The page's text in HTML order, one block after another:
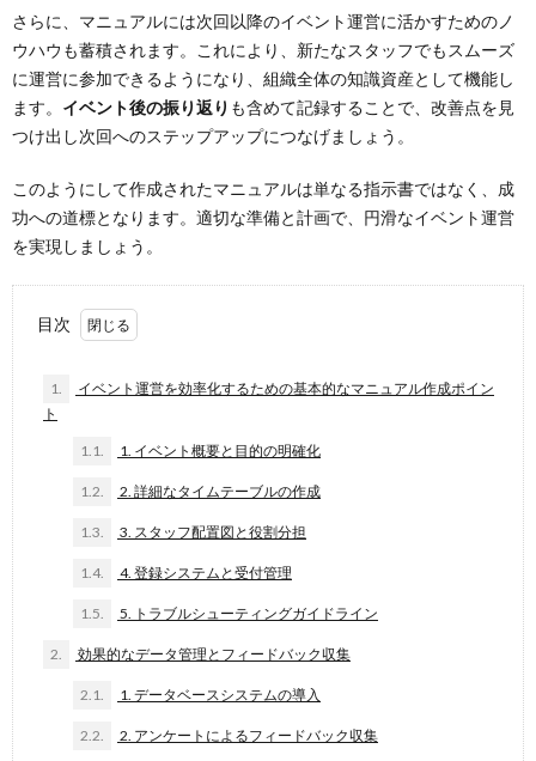
さらに、マニュアルには次回以降のイベント運営に活かすためのノ
ウハウも蓄積されます。これにより、新たなスタッフでもスムーズ
に運営に参加できるようになり、組織全体の知識資産として機能し
ます。 イベント後の振り返り も含めて記録することで、改善点を見
つけ出し次回へのステップアップにつなげましょう。
このようにして作成されたマニュアルは単なる指示書ではなく、成
功への道標となります。適切な準備と計画で、円滑なイベント運営
を実現しましょう。
目次
1.
イベント運営を効率化するための基本的なマニュアル作成ポイン
ト
1.1. 1. イベント概要と目的の明確化
1.2. 2. 詳細なタイムテーブルの作成
1.3. 3. スタッフ配置図と役割分担
1.4. 4. 登録システムと受付管理
1.5. 5. トラブルシューティングガイドライン
2. 効果的なデータ管理とフィードバック収集
2.1. 1. データベースシステムの導入
2.2. 2. アンケートによるフィードバック収集